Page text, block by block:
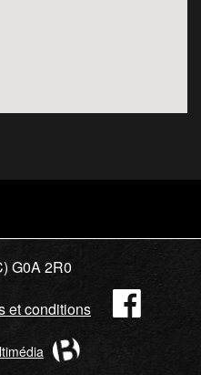
G0A 2R0
et conditions